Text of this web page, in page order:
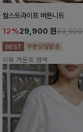
월스트라이프 버튼니트
12%29,900 원33,900
리뷰 카운트 영역